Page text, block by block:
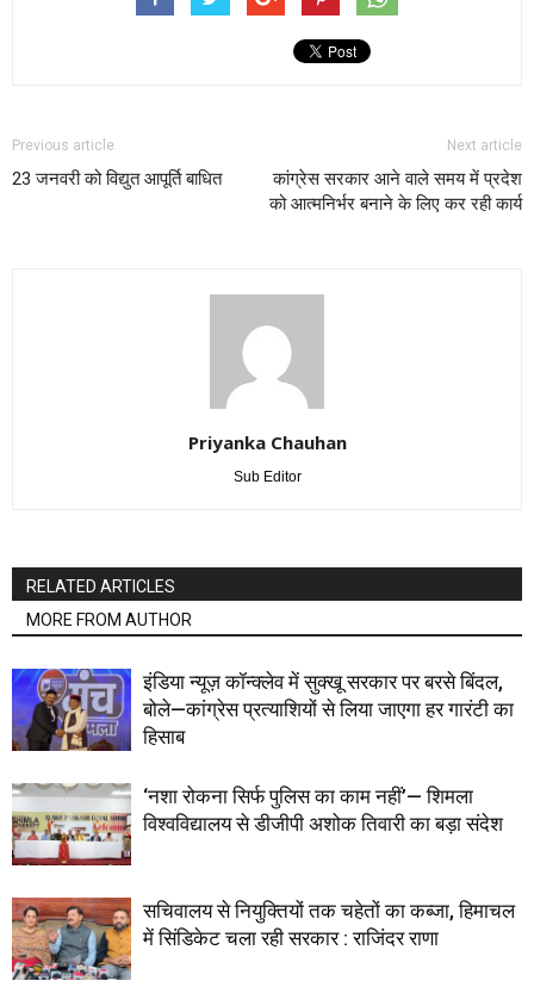
Previous article
23 जनवरी को विद्युत आपूर्ति बाधित
Next article
कांग्रेस सरकार आने वाले समय में प्रदेश
को आत्मनिर्भर बनाने के लिए कर रही कार्य
Priyanka Chauhan
Sub Editor
RELATED ARTICLES
MORE FROM AUTHOR
इंडिया न्यूज़ कॉन्क्लेव में सुक्खू सरकार पर बरसे बिंदल,
बोले—कांग्रेस प्रत्याशियों से लिया जाएगा हर गारंटी का
हिसाब
‘नशा रोकना सिर्फ पुलिस का काम नहीं’— शिमला
विश्वविद्यालय से डीजीपी अशोक तिवारी का बड़ा संदेश
सचिवालय से नियुक्तियों तक चहेतों का कब्जा, हिमाचल
में सिंडिकेट चला रही सरकार : राजिंदर राणा